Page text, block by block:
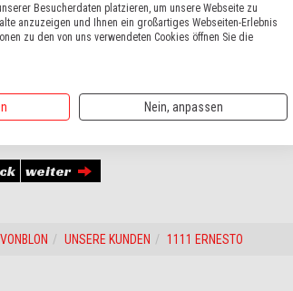
sich bereits den 4. Polaris von Vonblon Polaris Austria
weiter
VONBLON UNSERE KUNDEN 1111 ERNESTO
Besucherdaten platzieren, um unsere Webseite zu
anzuzeigen und Ihnen ein großartiges Webseiten-Erlebnis
zu den von uns verwendeten Cookies öffnen Sie die
Nein, anpassen